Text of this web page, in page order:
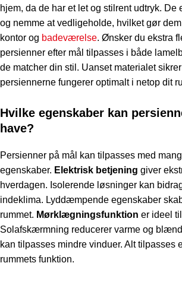
hjem, da de har et let og stilrent udtryk. De
og nemme at vedligeholde, hvilket gør
kontor og badeværelse. Ønsker du ekstra
persienner efter mål tilpasses i både
de matcher din stil. Uanset materialet
persiennerne fungerer optimalt i netop dit
Hvilke egenskaber kan
have?
Persienner på mål kan tilpasses med
egenskaber. Elektrisk betjening giver
hverdagen. Isolerende løsninger kan
indeklima. Lyddæmpende egenskaber
rummet. Mørklægningsfunktion er ideel
Solafskærmning reducerer varme og
kan tilpasses mindre vinduer. Alt tilpasses
rummets funktion.